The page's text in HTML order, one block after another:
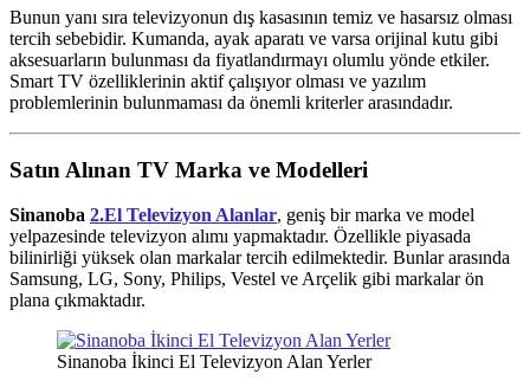
Bunun yanı sıra televizyonun dış kasasının temiz ve hasarsız olması
tercih sebebidir. Kumanda, ayak aparatı ve varsa orijinal kutu gibi
aksesuarların bulunması da fiyatlandırmayı olumlu yönde etkiler.
Smart TV özelliklerinin aktif çalışıyor olması ve yazılım
problemlerinin bulunmaması da önemli kriterler arasındadır.
Satın Alınan TV Marka ve Modelleri
Sinanoba 2.El Televizyon Alanlar, geniş bir marka ve model
yelpazesinde televizyon alımı yapmaktadır. Özellikle piyasada
bilinirliği yüksek olan markalar tercih edilmektedir. Bunlar arasında
Samsung, LG, Sony, Philips, Vestel ve Arçelik gibi markalar ön
plana çıkmaktadır.
Sinanoba İkinci El Televizyon Alan Yerler